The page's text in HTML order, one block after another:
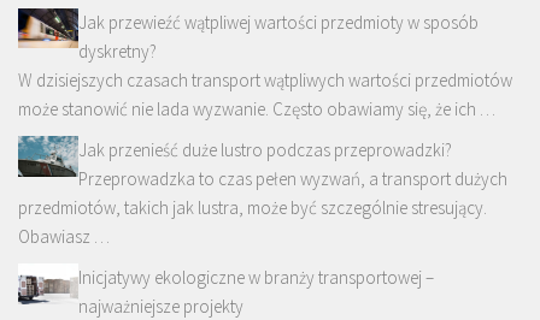
Jak przewieźć wątpliwej wartości przedmioty w sposób
dyskretny?
W dzisiejszych czasach transport wątpliwych wartości przedmiotów
może stanowić nie lada wyzwanie. Często obawiamy się, że ich …
Jak przenieść duże lustro podczas przeprowadzki?
Przeprowadzka to czas pełen wyzwań, a transport dużych
przedmiotów, takich jak lustra, może być szczególnie stresujący.
Obawiasz …
Inicjatywy ekologiczne w branży transportowej –
najważniejsze projekty